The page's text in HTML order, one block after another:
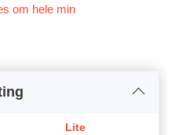
om hele min
Lite